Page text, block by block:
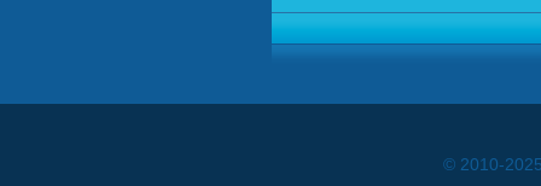
© 2010-